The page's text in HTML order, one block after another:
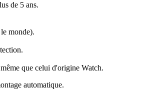
de 5 ans.
monde).
que celui d'origine Watch.
automatique.